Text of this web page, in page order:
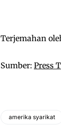
Terjemahan
Sumber: Press
amerika syarikat